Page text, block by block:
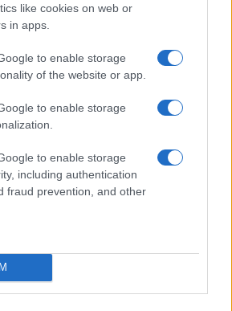
like cookies on web or
in apps.
to enable storage
of the website or app.
to enable storage
to enable storage
including authentication
fraud prevention, and other
Prezzo
$4,187.30
$83,270.00